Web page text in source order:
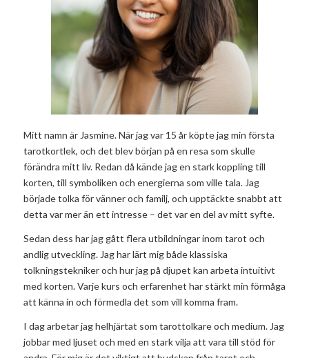
Mitt namn är Jasmine. När jag var 15 år köpte jag min första
tarotkortlek, och det blev början på en resa som skulle
förändra mitt liv. Redan då kände jag en stark koppling till
korten, till symboliken och energierna som ville tala. Jag
började tolka för vänner och familj, och upptäckte snabbt att
detta var mer än ett intresse – det var en del av mitt syfte.
Sedan dess har jag gått flera utbildningar inom tarot och
andlig utveckling. Jag har lärt mig både klassiska
tolkningstekniker och hur jag på djupet kan arbeta intuitivt
med korten. Varje kurs och erfarenhet har stärkt min förmåga
att känna in och förmedla det som vill komma fram.
I dag arbetar jag helhjärtat som tarottolkare och medium. Jag
jobbar med ljuset och med en stark vilja att vara till stöd för